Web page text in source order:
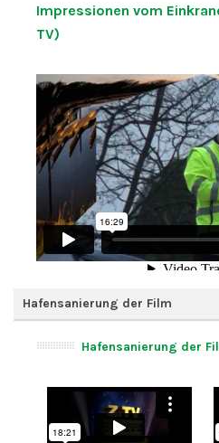
Impressionen vom
TV)
Hafensanierung der Film
Hafensanierung der